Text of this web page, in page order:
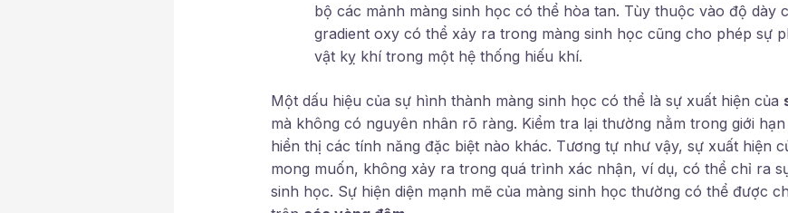
bộ các mảnh màng sinh học có thể hòa tan. Tùy thuộc vào độ dày
gradient oxy có thể xảy ra trong màng sinh học cũng cho phép sự
vật kỵ khí trong một hệ thống hiếu khí.
Một dấu hiệu của sự hình thành màng sinh học có thể là sự xuất hiện của
mà không có nguyên nhân rõ ràng. Kiểm tra lại thường nằm trong giới
hiển thị các tính năng đặc biệt nào khác. Tương tự như vậy, sự xuất hiện
mong muốn, không xảy ra trong quá trình xác nhận, ví dụ, có thể chỉ ra
sinh học. Sự hiện diện mạnh mẽ của màng sinh học thường có thể được